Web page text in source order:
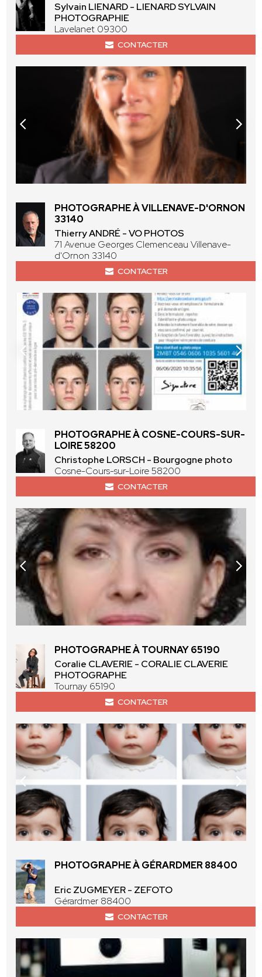
Sylvain LIENARD - LIENARD SYLVAIN
PHOTOGRAPHIE
Lavelanet 09300
CONTACTER
PHOTOGRAPHE À VILLENAVE-D'ORNON
33140
Thierry ANDRÉ - VO PHOTOS
71 Avenue Georges Clemenceau Villenave-
d'Ornon 33140
CONTACTER
PHOTOGRAPHE À COSNE-COURS-SUR-
LOIRE 58200
Christophe LORSCH - Bourgogne photo
Cosne-Cours-sur-Loire 58200
CONTACTER
PHOTOGRAPHE À TOURNAY 65190
Coralie CLAVERIE - CORALIE CLAVERIE
PHOTOGRAPHE
Tournay 65190
CONTACTER
PHOTOGRAPHE À GÉRARDMER 88400
Eric ZUGMEYER - ZEFOTO
Gérardmer 88400
CONTACTER